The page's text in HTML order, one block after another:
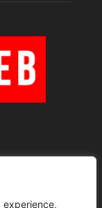
experience,